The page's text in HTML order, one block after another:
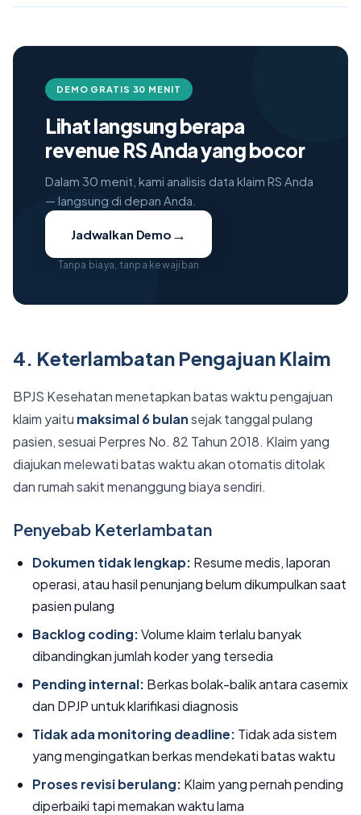
DEMO GRATIS 30 MENIT
Lihat langsung berapa
revenue RS Anda yang bocor
Dalam 30 menit, kami analisis data klaim RS Anda
— langsung di depan Anda.
Jadwalkan Demo →
Tanpa biaya, tanpa kewajiban
4. Keterlambatan Pengajuan Klaim
BPJS Kesehatan menetapkan batas waktu pengajuan
klaim yaitu maksimal 6 bulansejak tanggal pulang
pasien, sesuai Perpres No. 82 Tahun 2018. Klaim yang
diajukan melewati batas waktu akan otomatis ditolak
dan rumah sakit menanggung biaya sendiri.
Penyebab Keterlambatan
Dokumen tidak lengkap: Resume medis, laporan
operasi, atau hasil penunjang belum dikumpulkan saat
pasien pulang
Backlog coding:Volume klaim terlalu banyak
dibandingkan jumlah koder yang tersedia
Pending internal: Berkas bolak-balik antara casemix
dan DPJP untuk klarifikasi diagnosis
Tidak ada monitoring deadline: Tidak ada sistem
yang mengingatkan berkas mendekati batas waktu
Proses revisi berulang: Klaim yang pernah pending
diperbaiki tapi memakan waktu lama